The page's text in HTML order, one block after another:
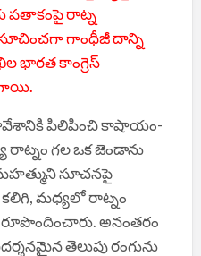
రాట్న
గాంధీజీ దాన్ని
భారత కాంగ్రెస్
పిలిపించి కాషాయం-
రాట్నం గల ఒక జెండాను
సూచనపై
కలిగి, మధ్యలో రాట్నం
అనంతరం
తెలుపు రంగును